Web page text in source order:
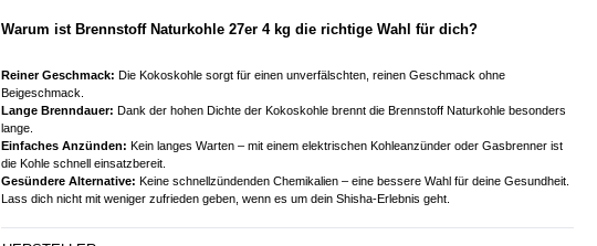
Warum ist Brennstoff Naturkohle 27er 4 kg die richtige Wahl für dich?
Reiner Geschmack: Die Kokoskohle sorgt für einen unverfälschten, reinen Geschmack ohne
Beigeschmack.
Lange Brenndauer: Dank der hohen Dichte der Kokoskohle brennt die Brennstoff Naturkohle besonders
lange.
Einfaches Anzünden: Kein langes Warten – mit einem elektrischen Kohleanzünder oder Gasbrenner ist
die Kohle schnell einsatzbereit.
Gesündere Alternative: Keine schnellzündenden Chemikalien – eine bessere Wahl für deine Gesundheit.
Lass dich nicht mit weniger zufrieden geben, wenn es um dein Shisha-Erlebnis geht.